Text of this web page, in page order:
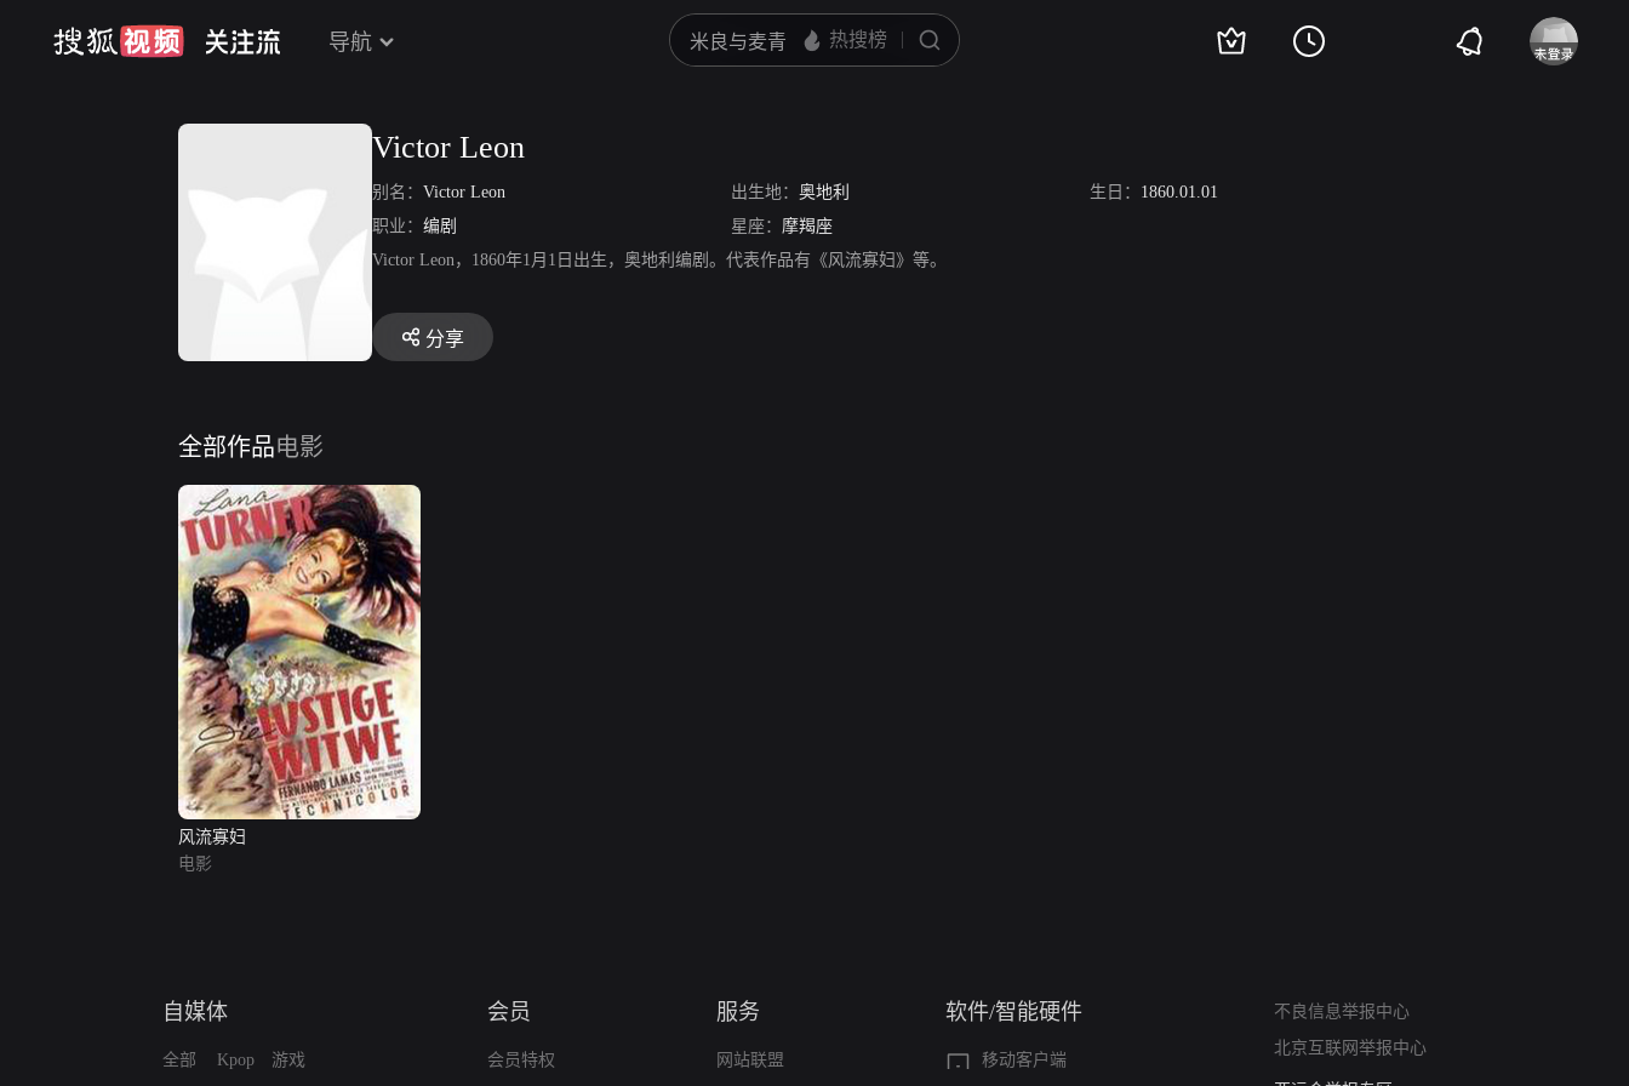
导航
Victor Leon
别名： Victor Leon 出生地： 奥地利 生日： 1860.01.01
职业： 编剧 星座： 摩羯座
Victor Leon，1860年1月1日出生，奥地利编剧。代表作品有《风流寡妇》等。
分享
全部作品电影
风流寡妇
电影
自媒体
全部 Kpop 游戏
会员
会员特权
服务
网站联盟
软件/智能硬件
移动客户端
不良信息举报中心
北京互联网举报中心
算法推荐专项举报